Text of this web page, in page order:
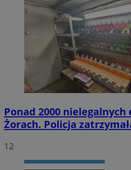
Ponad 2000
Żorach. Policja
12